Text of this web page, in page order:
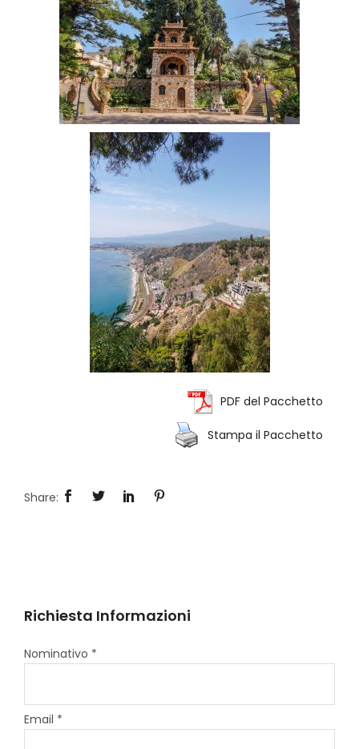
PDF del Pacchetto
Stampa il Pacchetto
Richiesta Informazioni
Nominativo *
Email *